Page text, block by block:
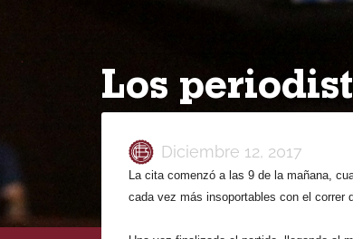
Los
Diciembre 12, 2017
La cita comenzó a las 9 de la mañana,
cada vez más insoportables con el correr